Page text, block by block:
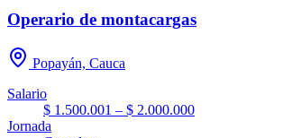
Operario de montacargas
Popayán, Cauca
Salario
$ 1.500.001 – $ 2.000.000
Jornada